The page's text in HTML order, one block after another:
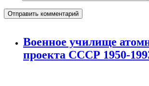
Военное училище
проекта СССР 1950-